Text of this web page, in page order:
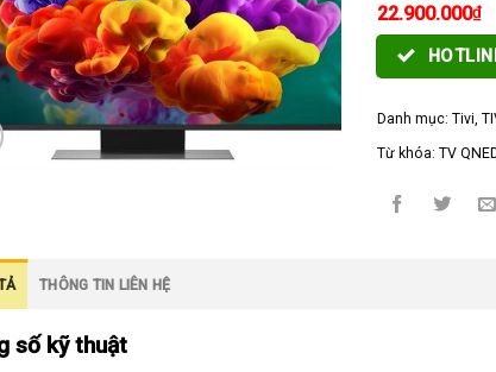
22.900.000₫
Danh mục: Tivi,
Từ khóa: TV
THÔNG TIN LIÊN HỆ
số kỹ thuật